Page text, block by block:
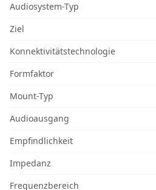
Audiosystem-Typ
Ziel
Konnektivitätstechnologie
Formfaktor
Mount-Typ
Audioausgang
Empfindlichkeit
Impedanz
Frequenzbereich